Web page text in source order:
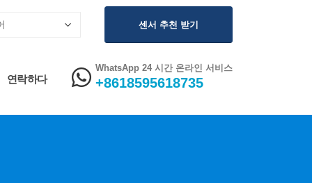
센서 추천 받기
연락하다
WhatsApp 24 시간 온라인 서비스
+8618595618735